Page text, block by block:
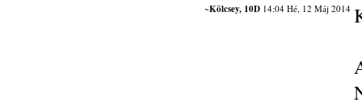
~Kölcsey, 10D14:04 Hé, 12 Máj 2014